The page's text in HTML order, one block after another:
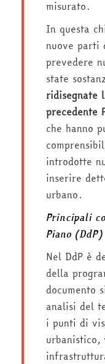
misurato.
In questa
nuove parti
prevedere
state
ridisegnate
precedente
che hanno
introdotte
inserire
urbano.
Principali
Piano (DdP)
Nel DdP è
della
documento
analisi del
i punti di